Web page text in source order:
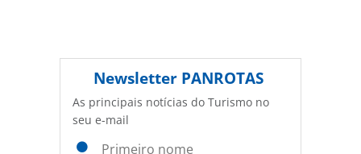
Newsletter PANROTAS
As principais notícias do Turismo no
seu e-mail